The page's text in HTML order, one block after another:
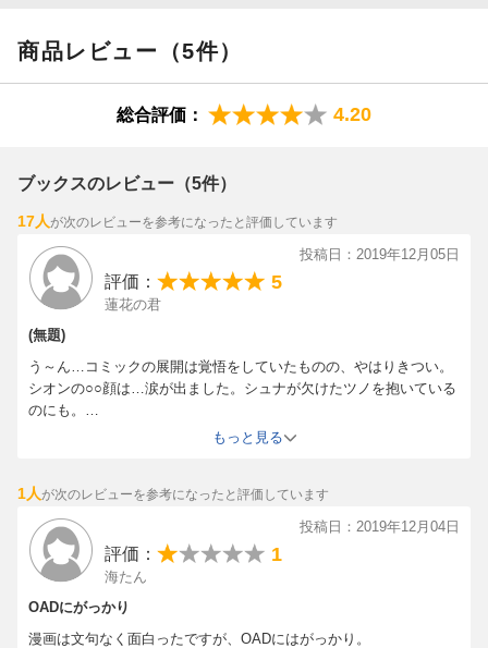
目指すことになる。
いつもの日常を過ごす中、ふと魔国連邦に娯楽がないことに気が
付いたリムル。
優勝賞品目指して熱く燃え上がり、魔国連邦初の相撲大会が勃発
ベニマルや男性陣だけでなく、シュナとシオンも白熱した戦いを
みせる中、まさかのミリムも参戦！
魔国連邦の仲間が一同に揃った楽しいスペシャルエピソードで
す。
■収録時間約25分
■スタッフ
原作：川上泰樹・伏瀬・みっつばー（講談社「月刊少年シリウ
副監督：中山敦史
脚本：筆安一幸
キャラクターデザイン：江畑諒真
モンスターデザイン：岸田隆宏
美術監督：佐藤 歩
美術設定：藤瀬智康、佐藤正浩
色彩設計：斉藤麻記
商品レビュー（5件）
総合評価： 4.20
ブックスのレビュー（5件）
17人が次のレビューを参考になったと評価しています
投稿日：2019年12月05日
評価： 5
蓮花の君
(無題)
う～ん…コミックの展開は覚悟をしていたものの、やはりきつい。
シオンの○○顔は…涙が出ました。シュナが欠けたツノを抱いている
のにも。
大勝負は次巻へ持ち越しです。
色々な意見がおありなのはわかりますが、私は特に何とも。正直、
「あ、そう」で済みました。男性視点から見るとあれが嬉しいのか
どうかもわかりませんし。
それより気になったこと。
リムルの台詞…あれは○○けんではなく、○○いぬと読んでください。
トレイニーさんの声が聴けて、満足です(^^)
もっと見る
1人が次のレビューを参考になったと評価しています
投稿日：2019年12月04日
評価： 1
海たん
OADにがっかり
漫画は文句なく面白ったですが、OADにはがっかり。